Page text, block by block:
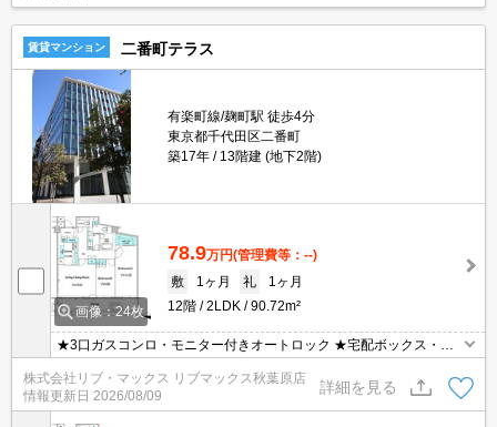
賃貸マンション 二番町テラス
有楽町線/麹町駅 徒歩4分
東京都千代田区二番町
築17年
13階建 (地下2階)
画像：24枚
78.9万円(管理費等：--)
敷
1ヶ月 礼
1ヶ月
12階
2LDK 90.72m²
★3口ガスコンロ・モニター付きオートロック ★宅配ボックス・浴
室乾燥機・温水洗浄便座 ★初期費用クレジットカード決済可能で
す！お気軽にお問合せ下さい。
株式会社リブ・マックス リブマックス秋葉原店
情報更新日 2026/08/09
詳細を見る